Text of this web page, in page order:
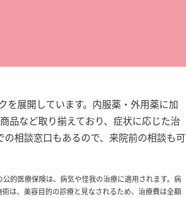
を展開しています。内服薬・外用薬に加
品など取り揃えており、症状に応じた治
相談窓口もあるので、来院前の相談も可
的医療保険は、病気や怪我の治療に適用されます。病
は、美容目的の診療と見なされるため、治療費は全額